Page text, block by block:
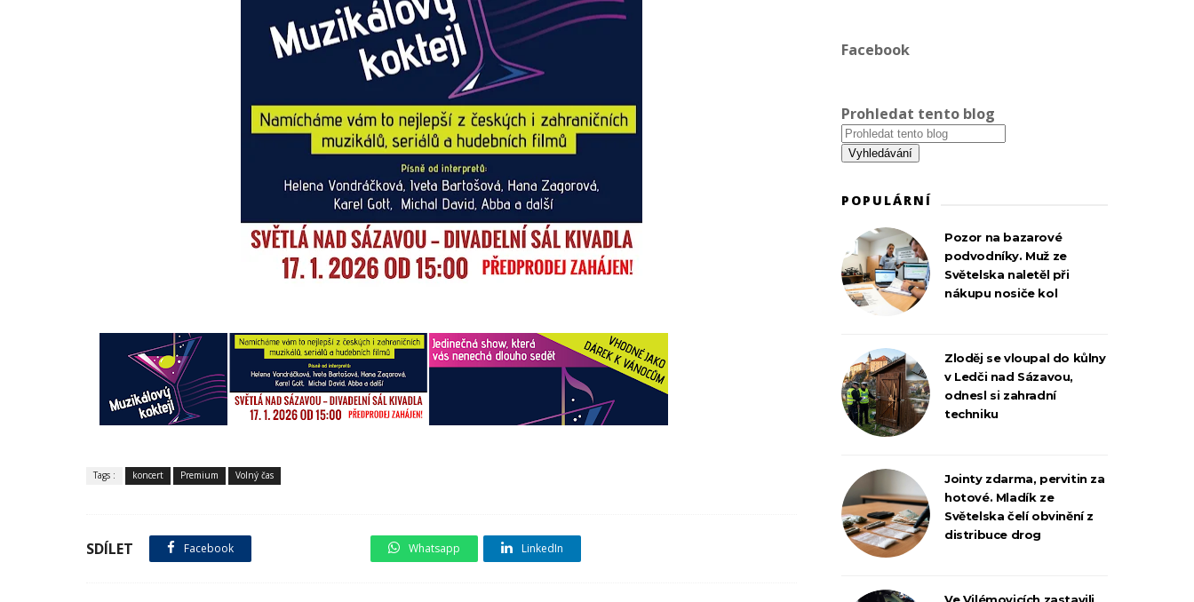
Tags : koncert Premium Volný čas
SDÍLET Facebook Whatsapp LinkedIn
Facebook
Prohledat tento blog
POPULÁRNÍ
Pozor na bazarové
podvodníky. Muž ze
Světelska naletěl při
nákupu nosiče kol
Zloděj se vloupal do kůlny
v Ledči nad Sázavou,
odnesl si zahradní
techniku
Jointy zdarma, pervitin za
hotové. Mladík ze
Světelska čelí obvinění z
distribuce drog